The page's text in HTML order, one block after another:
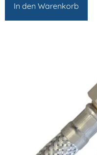
In den Warenkorb